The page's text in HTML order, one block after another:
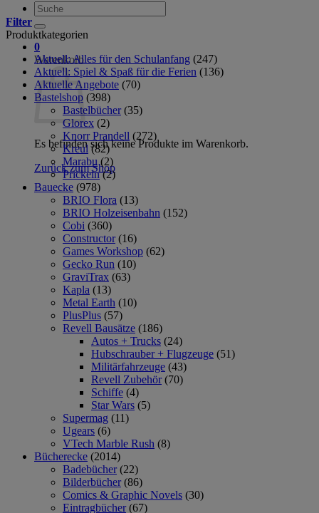
Suche
nach:
0
Warenkorb
Es befinden sich keine Produkte im Warenkorb.
Zurück zum Shop
Filter
Produktkategorien
Aktuell: Alles für den Schulanfang (247)
Aktuell: Spiel & Spaß für die Ferien (136)
Aktuelle Angebote (70)
Bastelshop (398)
Bastelbücher (35)
Glorex (2)
Knorr Prandell (272)
Kreul (82)
Marabu (2)
Prickeln (2)
Bauecke (978)
BRIO Flora (13)
BRIO Holzeisenbahn (152)
Cobi (360)
Constructor (16)
Games Workshop (62)
Gecko Run (10)
GraviTrax (63)
Kapla (13)
Metal Earth (10)
PlusPlus (57)
Revell Bausätze (186)
Autos + Trucks (24)
Hubschrauber + Flugzeuge (51)
Militärfahrzeuge (43)
Revell Zubehör (70)
Schiffe (4)
Star Wars (5)
Supermag (11)
Ugears (6)
VTech Marble Rush (8)
Bücherecke (2014)
Badebücher (22)
Bilderbücher (86)
Comics & Graphic Novels (30)
Eintragbücher (67)